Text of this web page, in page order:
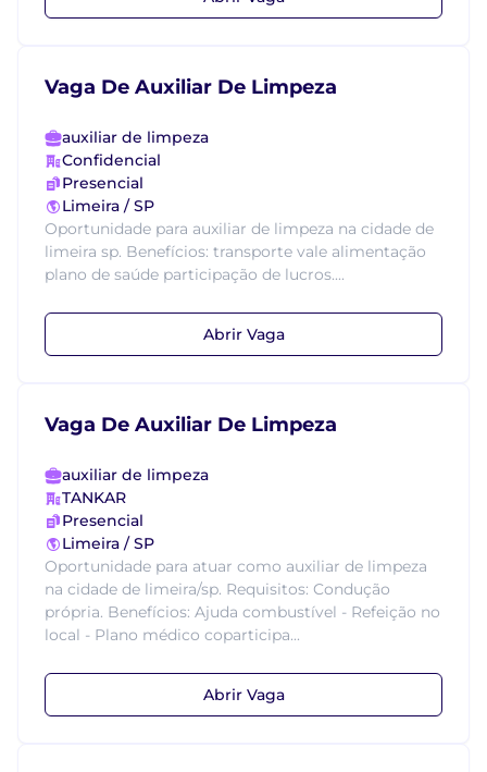
Vaga De Auxiliar De Limpeza
auxiliar de limpeza
Confidencial
Presencial
Limeira / SP
Oportunidade para auxiliar de limpeza na cidade de
limeira sp. Benefícios: transporte vale alimentação
plano de saúde participação de lucros....
Abrir Vaga
Vaga De Auxiliar De Limpeza
auxiliar de limpeza
TANKAR
Presencial
Limeira / SP
Oportunidade para atuar como auxiliar de limpeza
na cidade de limeira/sp. Requisitos: Condução
própria. Benefícios: Ajuda combustível - Refeição no
local - Plano médico coparticipa...
Abrir Vaga